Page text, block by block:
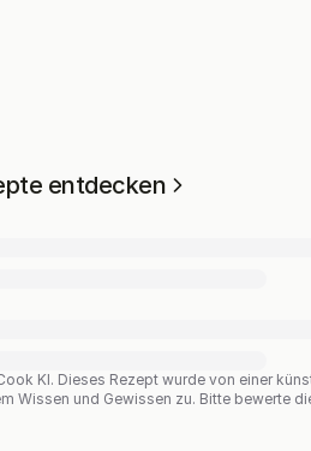
entdecken
KI. Dieses Rezept wurde von einer
Wissen und Gewissen zu. Bitte bewerte